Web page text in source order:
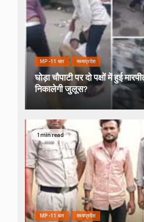
MP-11 धार मध्यप्रदेश
घोड़ा चौपाटी पर दो पक्षों में हुई
निकालेगी जुलूस?
1 min read
MP-11 धार मध्यप्रदेश